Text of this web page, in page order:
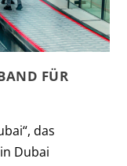
FÜR
das
Dubai